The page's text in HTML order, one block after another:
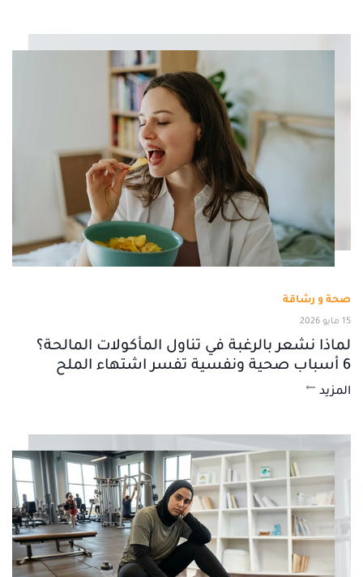
صحة و رشاقة
15 مايو 2026
لماذا نشعر بالرغبة في تناول المأكولات المالحة؟
6 أسباب صحية ونفسية تفسر اشتهاء الملح
المزيد